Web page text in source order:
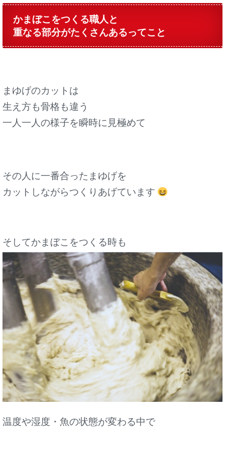
かまぼこをつくる職人と
重なる部分がたくさんあるってこと
まゆげのカットは
生え方も骨格も違う
一人一人の様子を瞬時に見極めて
その人に一番合ったまゆげを
カットしながらつくりあげています
そしてかまぼこをつくる時も
温度や湿度・魚の状態が変わる中で